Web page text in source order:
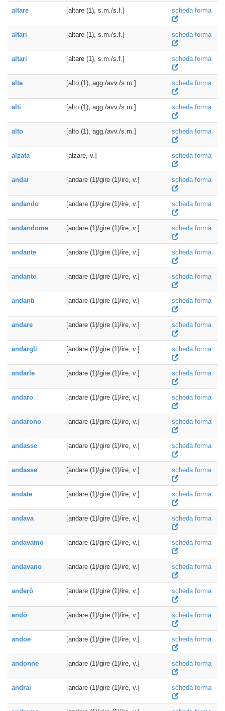
altare [altare (1), s.m./s.f.] scheda forma
altari [altare (1), s.m./s.f.] scheda forma
altari [altare (1), s.m./s.f.] scheda forma
alte [alto (1), agg./avv./s.m.] scheda forma
alti [alto (1), agg./avv./s.m.] scheda forma
alto [alto (1), agg./avv./s.m.] scheda forma
alzata [alzare, v.] scheda forma
andai [andare (1)/gire (1)/ire, v.] scheda forma
andando [andare (1)/gire (1)/ire, v.] scheda forma
andandome [andare (1)/gire (1)/ire, v.] scheda forma
andante [andare (1)/gire (1)/ire, v.] scheda forma
andante [andare (1)/gire (1)/ire, v.] scheda forma
andanti [andare (1)/gire (1)/ire, v.] scheda forma
andare [andare (1)/gire (1)/ire, v.] scheda forma
andargli [andare (1)/gire (1)/ire, v.] scheda forma
andarle [andare (1)/gire (1)/ire, v.] scheda forma
andaro [andare (1)/gire (1)/ire, v.] scheda forma
andarono [andare (1)/gire (1)/ire, v.] scheda forma
andasse [andare (1)/gire (1)/ire, v.] scheda forma
andasse [andare (1)/gire (1)/ire, v.] scheda forma
andate [andare (1)/gire (1)/ire, v.] scheda forma
andava [andare (1)/gire (1)/ire, v.] scheda forma
andavamo [andare (1)/gire (1)/ire, v.] scheda forma
andavano [andare (1)/gire (1)/ire, v.] scheda forma
anderò [andare (1)/gire (1)/ire, v.] scheda forma
andò [andare (1)/gire (1)/ire, v.] scheda forma
andoe [andare (1)/gire (1)/ire, v.] scheda forma
andonne [andare (1)/gire (1)/ire, v.] scheda forma
andrai [andare (1)/gire (1)/ire, v.] scheda forma